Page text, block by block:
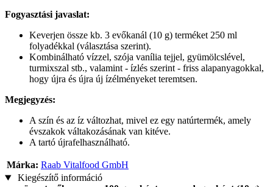
Fogyasztási javaslat:
Keverjen össze kb. 3 evőkanál (10 g) terméket 250 ml
folyadékkal (választása szerint).
Kombinálható vízzel, szója vanília tejjel, gyümölcslével,
turmixszal stb., valamint - ízlés szerint - friss alapanyagokkal,
hogy újra és újra új ízélményeket teremtsen.
Megjegyzés:
A szín és az íz változhat, mivel ez egy natúrtermék, amely
évszakok váltakozásának van kitéve.
A tartó újrafelhasználható.
Márka: Raab Vitalfood GmbH
Kiegészítő információ